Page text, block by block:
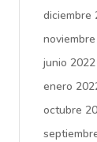
diciembre
junio 2022
enero
octubre